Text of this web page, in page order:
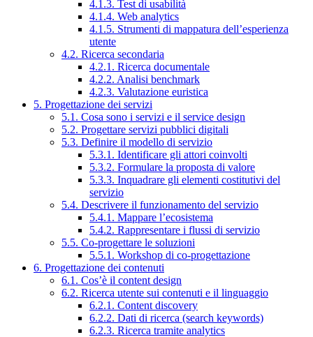
4.1.3. Test di usabilità
4.1.4. Web analytics
4.1.5. Strumenti di mappatura dell’esperienza
utente
4.2. Ricerca secondaria
4.2.1. Ricerca documentale
4.2.2. Analisi benchmark
4.2.3. Valutazione euristica
5. Progettazione dei servizi
5.1. Cosa sono i servizi e il service design
5.2. Progettare servizi pubblici digitali
5.3. Definire il modello di servizio
5.3.1. Identificare gli attori coinvolti
5.3.2. Formulare la proposta di valore
5.3.3. Inquadrare gli elementi costitutivi del
servizio
5.4. Descrivere il funzionamento del servizio
5.4.1. Mappare l’ecosistema
5.4.2. Rappresentare i flussi di servizio
5.5. Co-progettare le soluzioni
5.5.1. Workshop di co-progettazione
6. Progettazione dei contenuti
6.1. Cos’è il content design
6.2. Ricerca utente sui contenuti e il linguaggio
6.2.1. Content discovery
6.2.2. Dati di ricerca (search keywords)
6.2.3. Ricerca tramite analytics